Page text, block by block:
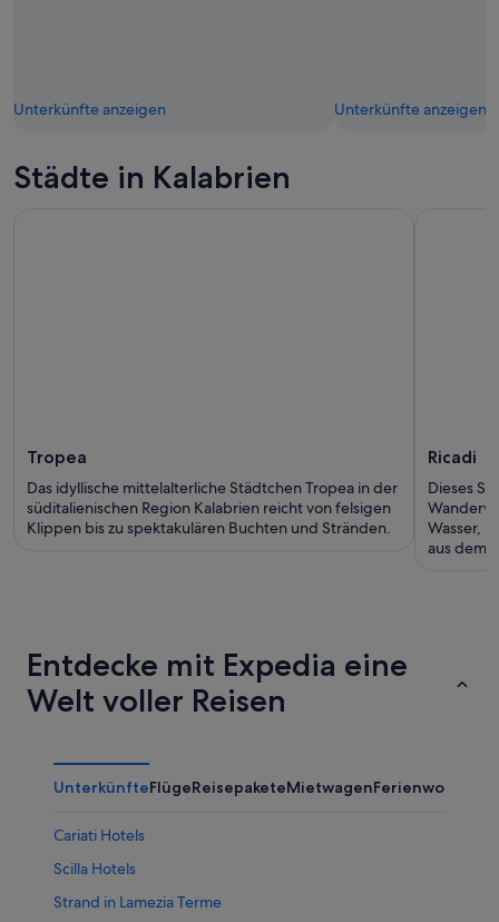
Unterkünfte anzeigen Unterkünfte anzeigen
Städte in Kalabrien
Tropea
Das idyllische mittelalterliche Städtchen Tropea in der
süditalienischen Region Kalabrien reicht von felsigen
Klippen bis zu spektakulären Buchten und Stränden.
Ricadi
Dieses
Wasser,
aus dem
Entdecke mit Expedia eine
Welt voller Reisen
UnterkünfteFlügeReisepaketeMietwagen
Cariati Hotels
Scilla Hotels
Strand in Lamezia Terme